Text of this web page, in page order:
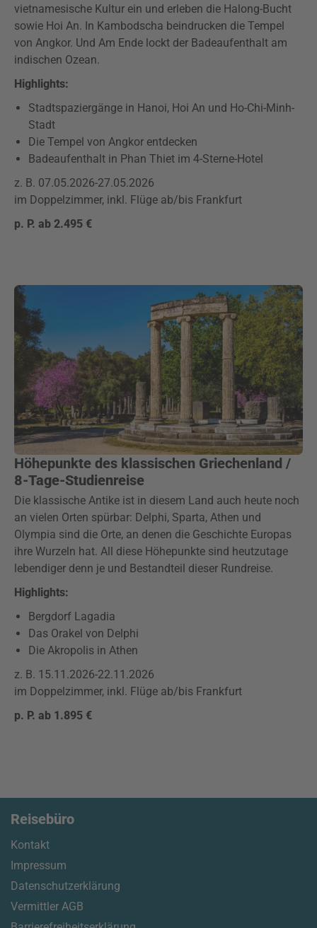
vietnamesische Kultur ein und erleben die Halong-Bucht
sowie Hoi An. In Kambodscha beindrucken die Tempel
von Angkor. Und Am Ende lockt der Badeaufenthalt am
indischen Ozean.
Highlights:
Stadtspaziergänge in Hanoi, Hoi An und Ho-Chi-Minh-
Stadt
Die Tempel von Angkor entdecken
Badeaufenthalt in Phan Thiet im 4-Sterne-Hotel
z. B. 07.05.2026-27.05.2026
im Doppelzimmer, inkl. Flüge ab/bis Frankfurt
p. P. ab 2.495 €
Höhepunkte des klassischen Griechenland /
8-Tage-Studienreise
Die klassische Antike ist in diesem Land auch heute noch
an vielen Orten spürbar: Delphi, Sparta, Athen und
Olympia sind die Orte, an denen die Geschichte Europas
ihre Wurzeln hat. All diese Höhepunkte sind heutzutage
lebendiger denn je und Bestandteil dieser Rundreise.
Highlights:
Bergdorf Lagadia
Das Orakel von Delphi
Die Akropolis in Athen
z. B. 15.11.2026-22.11.2026
im Doppelzimmer, inkl. Flüge ab/bis Frankfurt
p. P. ab 1.895 €
Reisebüro
Kontakt
Impressum
Datenschutzerklärung
Vermittler AGB